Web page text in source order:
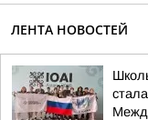
ЛЕНТА НОВОСТЕЙ